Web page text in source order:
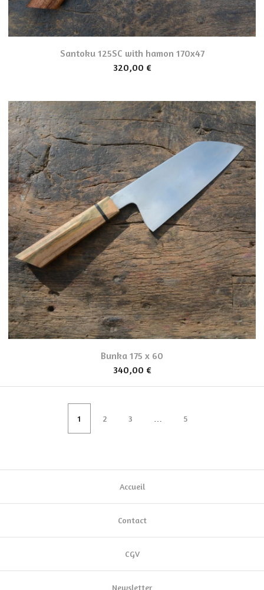
Santoku 125SC with hamon 170x47
320,00 €
Bunka 175 x 60
340,00 €
1 2 3 … 5
Accueil
Contact
CGV
Newsletter